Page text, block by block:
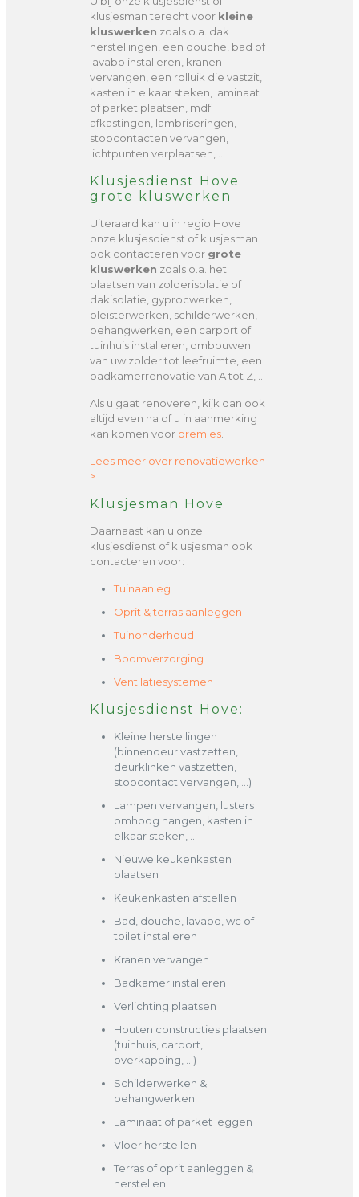
klusjesman terecht voor kleine
kluswerken zoals o.a. dak
herstellingen, een douche, bad of
lavabo installeren, kranen
vervangen, een rolluik die vastzit,
kasten in elkaar steken, laminaat
of parket plaatsen, mdf
afkastingen, lambriseringen,
stopcontacten vervangen,
lichtpunten verplaatsen, …
Klusjesdienst Hove
grote kluswerken
Uiteraard kan u in regio Hove
onze klusjesdienst of klusjesman
ook contacteren voor grote
kluswerken zoals o.a. het
plaatsen van zolderisolatie of
dakisolatie, gyprocwerken,
pleisterwerken, schilderwerken,
behangwerken, een carport of
tuinhuis installeren, ombouwen
van uw zolder tot leefruimte, een
badkamerrenovatie van A tot Z, …
Als u gaat renoveren, kijk dan ook
altijd even na of u in aanmerking
kan komen voor premies.
Lees meer over renovatiewerken
>
Klusjesman Hove
Daarnaast kan u onze
klusjesdienst of klusjesman ook
contacteren voor:
Tuinaanleg
Oprit & terras aanleggen
Tuinonderhoud
Boomverzorging
Ventilatiesystemen
Klusjesdienst Hove:
Kleine herstellingen
(binnendeur vastzetten,
deurklinken vastzetten,
stopcontact vervangen, …)
Lampen vervangen, lusters
omhoog hangen, kasten in
elkaar steken, …
Nieuwe keukenkasten
plaatsen
Keukenkasten afstellen
Bad, douche, lavabo, wc of
toilet installeren
Kranen vervangen
Badkamer installeren
Verlichting plaatsen
Houten constructies plaatsen
(tuinhuis, carport,
overkapping, …)
Schilderwerken &
behangwerken
Laminaat of parket leggen
Vloer herstellen
Terras of oprit aanleggen &
herstellen